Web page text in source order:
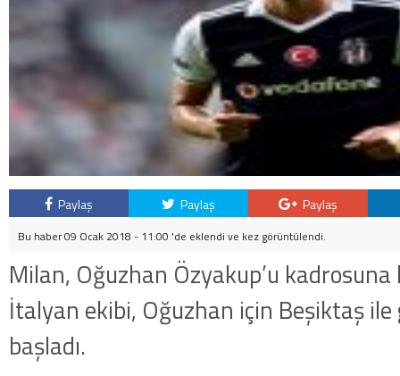
Paylaş Paylaş Paylaş
Bu haber 09 Ocak 2018 - 11:00 'de eklendi ve kez görüntülendi.
Milan, Oğuzhan Özyakup’u
İtalyan ekibi, Oğuzhan için Beşiktaş
başladı.